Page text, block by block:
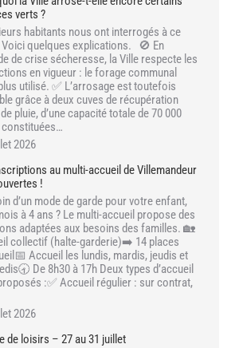
verts ?
habitants nous ont interrogés à ce
Voici quelques explications. 🚫 En
de crise sécheresse, la Ville respecte les
en vigueur : le forage communal
utilisé. ✅ L’arrosage est toutefois
grâce à deux cuves de récupération
de pluie, d’une capacité totale de 70 000
constituées…
2026
au multi-accueil de Villemandeur
!
d’un mode de garde pour votre enfant,
à 4 ans ? Le multi-accueil propose des
adaptées aux besoins des familles. 🏡
collectif (halte-garderie)➡️ 14 places
Accueil les lundis, mardis, jeudis et
De 8h30 à 17h Deux types d’accueil
:✅ Accueil régulier : sur contrat,
2026
de loisirs – 27 au 31 juillet